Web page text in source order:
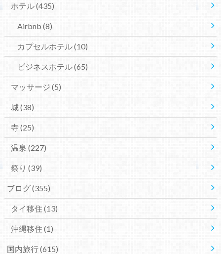
ホテル(435)
Airbnb (8)
カプセルホテル(10)
ビジネスホテル(65)
マッサージ (5)
城(38)
寺(25)
温泉 (227)
祭り (39)
ブログ(355)
タイ移住 (13)
沖縄移住 (1)
国内旅行(615)